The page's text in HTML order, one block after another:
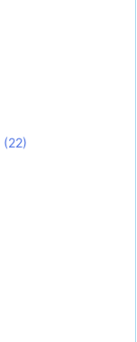
(22)